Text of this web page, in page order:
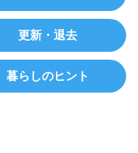
更新・退去
暮らしのヒント